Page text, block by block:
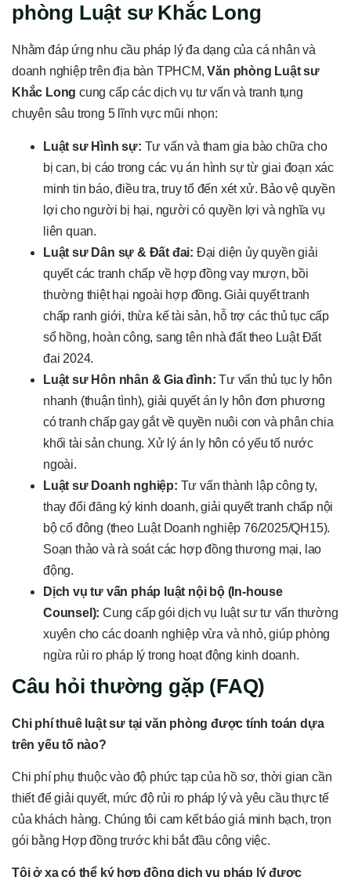
phòng Luật sư Khắc Long
Nhằm đáp ứng nhu cầu pháp lý đa dạng của cá nhân và
doanh nghiệp trên địa bàn TPHCM,Văn phòng Luật sư
Khắc Long cung cấp các dịch vụ tư vấn và tranh tụng
chuyên sâu trong 5 lĩnh vực mũi nhọn:
Luật sư Hình sự: Tư vấn và tham gia bào chữa cho
bị can, bị cáo trong các vụ án hình sự từ giai đoạn xác
minh tin báo, điều tra, truy tố đến xét xử. Bảo vệ quyền
lợi cho người bị hại, người có quyền lợi và nghĩa vụ
liên quan.
Luật sư Dân sự & Đất đai: Đại diện ủy quyền giải
quyết các tranh chấp về hợp đồng vay mượn, bồi
thường thiệt hại ngoài hợp đồng. Giải quyết tranh
chấp ranh giới, thừa kế tài sản, hỗ trợ các thủ tục cấp
sổ hồng, hoàn công, sang tên nhà đất theo Luật Đất
đai 2024.
Luật sư Hôn nhân & Gia đình: Tư vấn thủ tục ly hôn
nhanh (thuận tình), giải quyết án ly hôn đơn phương
có tranh chấp gay gắt về quyền nuôi con và phân chia
khối tài sản chung. Xử lý án ly hôn có yếu tố nước
ngoài.
Luật sư Doanh nghiệp: Tư vấn thành lập công ty,
thay đổi đăng ký kinh doanh, giải quyết tranh chấp nội
bộ cổ đông (theo Luật Doanh nghiệp 76/2025/QH15).
Soạn thảo và rà soát các hợp đồng thương mại, lao
động.
Dịch vụ tư vấn pháp luật nội bộ (In-house
Counsel): Cung cấp gói dịch vụ luật sư tư vấn thường
xuyên cho các doanh nghiệp vừa và nhỏ, giúp phòng
ngừa rủi ro pháp lý trong hoạt động kinh doanh.
Câu hỏi thường gặp (FAQ)
Chi phí thuê luật sư tại văn phòng được tính toán dựa
trên yếu tố nào?
Chi phí phụ thuộc vào độ phức tạp của hồ sơ, thời gian cần
thiết để giải quyết, mức độ rủi ro pháp lý và yêu cầu thực tế
của khách hàng. Chúng tôi cam kết báo giá minh bạch, trọn
gói bằng Hợp đồng trước khi bắt đầu công việc.
Tôi ở xa có thể ký hợp đồng dịch vụ pháp lý được